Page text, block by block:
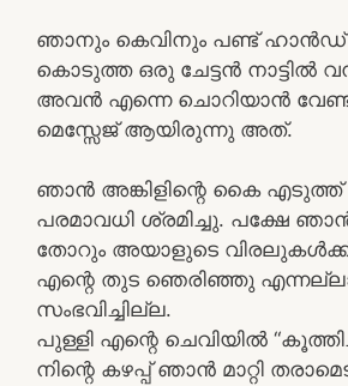
ഞാനും കെവിനും പണ്ട്
കൊടുത്ത ഒരു ചേട്ടൻ നാട്ടിൽ
അവൻ എന്നെ ചൊറിയാൻ
മെസ്സേജ് ആയിരുന്നു അത്.
ഞാൻ അങ്കിളിന്റെ കൈ എടുത്ത്
പരമാവധി ശ്രമിച്ചു. പക്ഷേ
തോറും അയാളുടെ വിരലുകൾക്ക്
എന്റെ തുട ഞെരിഞ്ഞു
സംഭവിച്ചില്ല.
പുള്ളി എന്റെ ചെവിയിൽ
നിന്റെ കഴപ്പ് ഞാൻ മാറ്റി